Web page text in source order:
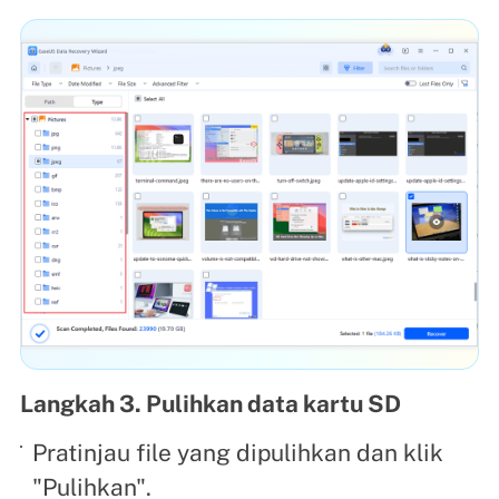
Langkah 3. Pulihkan data kartu SD
Pratinjau file yang dipulihkan dan klik
"Pulihkan".